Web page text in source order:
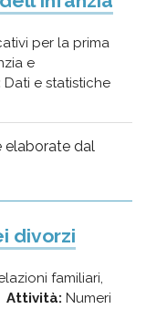
per la prima
e
Dati e statistiche
elaborate dal
divorzi
familiari,
Attività: Numeri